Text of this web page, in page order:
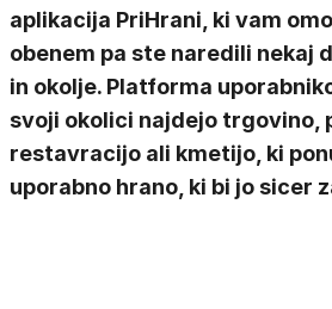
aplikacija PriHrani, ki vam
obenem pa ste naredili nekaj
in okolje. Platforma
svoji okolici najdejo trgovino,
restavracijo ali kmetijo, ki
uporabno hrano, ki bi jo sicer